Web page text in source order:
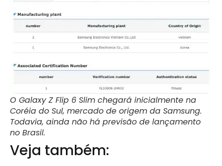
O Galaxy Z Flip 6 Slim chegará inicialmente na
Coréia do Sul, mercado de origem da Samsung.
Todavia, ainda não há previsão de lançamento
no Brasil.
Veja também: